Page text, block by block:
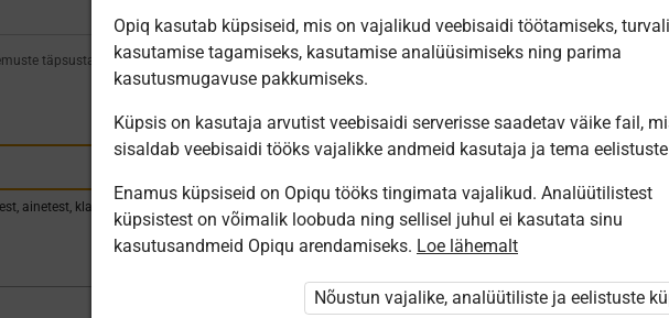
täpsustamiseks
ainetest, klassidest
Leiti 2 vastet
High Five! 4.
Inglise keel
Koolibri
English step
by step 2
Opiq kasutab küpsiseid, mis on vajalikud veebisaidi töötamiseks,
kasutamise tagamiseks, kasutamise analüüsimiseks ning parima
kasutusmugavuse pakkumiseks.
Küpsis on kasutaja arvutist veebisaidi serverisse saadetav väike fail,
sisaldab veebisaidi tööks vajalikke andmeid kasutaja ja tema
Enamus küpsiseid on Opiqu tööks tingimata vajalikud. Analüütilistest
küpsistest on võimalik loobuda ning sellisel juhul ei kasutata sinu
kasutusandmeid Opiqu arendamiseks. Loe lähemalt
Nõustun vajalike, analüütiliste ja eelistuste